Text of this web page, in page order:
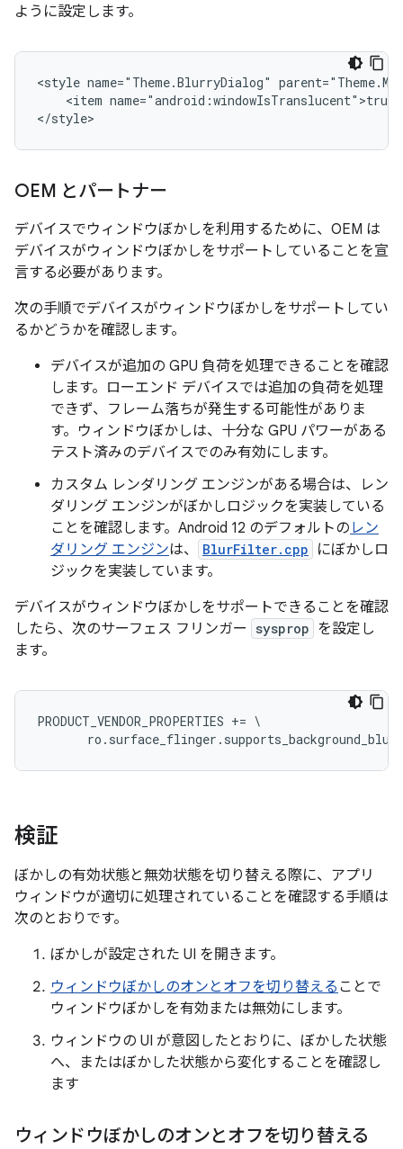
ように設定します。
<style name="Theme.BlurryDialog"
<item
OEM とパートナー
デバイスでウィンドウぼかしを利用するために、OEM は
デバイスがウィンドウぼかしをサポートしていることを宣
言する必要があります。
次の手順でデバイスがウィンドウぼかしをサポートしてい
るかどうかを確認します。
デバイスが追加の GPU 負荷を処理できることを確認
します。ローエンド デバイスでは追加の負荷を処理
できず、フレーム落ちが発生する可能性がありま
す。ウィンドウぼかしは、十分な GPU パワーがある
テスト済みのデバイスでのみ有効にします。
カスタム レンダリング エンジンがある場合は、レン
ダリング エンジンがぼかしロジックを実装している
ことを確認します。Android 12 のデフォルトの レン
ダリング エンジンは、 BlurFilter.cpp
にぼかしロ
ジックを実装しています。
デバイスがウィンドウぼかしをサポートできることを確認
したら、次のサーフェス フリンガー
sysprop を設定し
ます。
PRODUCT_VENDOR_PROPERTIES += \
ro . surface_flinger . supports_background_blur
検証
ぼかしの有効状態と無効状態を切り替える際に、アプリ
ウィンドウが適切に処理されていることを確認する手順は
次のとおりです。
ぼかしが設定された UI を開きます。
ウィンドウぼかしのオンとオフを切り替える ことで
ウィンドウぼかしを有効または無効にします。
ウィンドウの UI が意図したとおりに、ぼかした状態
へ、またはぼかした状態から変化することを確認し
ます
ウィンドウぼかしのオンとオフを切り替える